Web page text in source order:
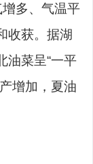
多、气温平
收获。据湖
油菜呈“一平
增加，夏油